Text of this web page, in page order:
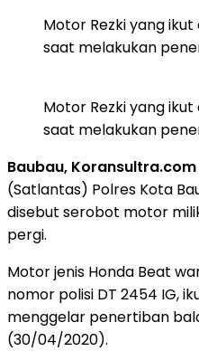
Motor Rezki yang
saat melakukan
Motor Rezki yang
saat melakukan
Baubau, Koransultra.com
(Satlantas) Polres Kota
disebut serobot motor
pergi.
Motor jenis Honda Beat
nomor polisi DT 2454 IG,
menggelar penertiban
(30/04/2020).